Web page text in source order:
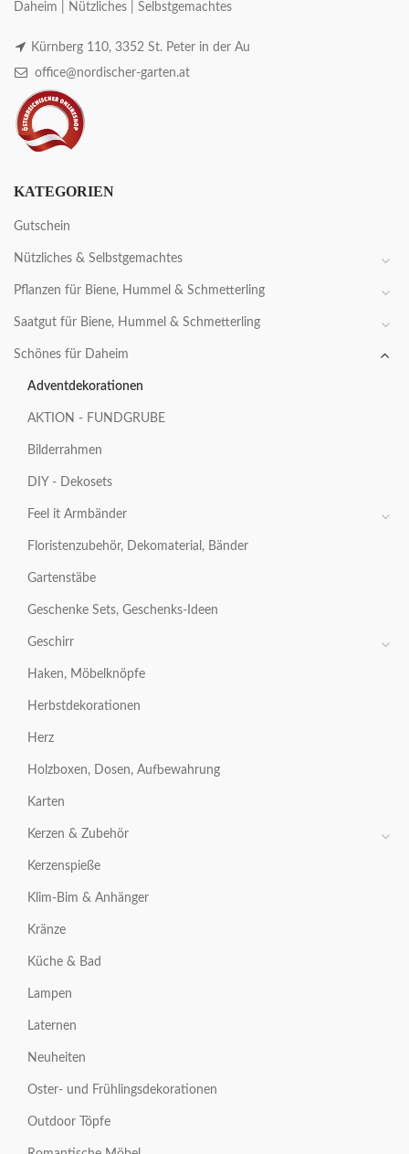
Daheim | Nützliches | Selbstgemachtes
Kürnberg 110, 3352 St. Peter in der Au
office@nordischer-garten.at
KATEGORIEN
Gutschein
Nützliches & Selbstgemachtes
Pflanzen für Biene, Hummel & Schmetterling
Saatgut für Biene, Hummel & Schmetterling
Schönes für Daheim
Adventdekorationen
AKTION - FUNDGRUBE
Bilderrahmen
DIY - Dekosets
Feel it Armbänder
Floristenzubehör, Dekomaterial, Bänder
Gartenstäbe
Geschenke Sets, Geschenks-Ideen
Geschirr
Haken, Möbelknöpfe
Herbstdekorationen
Herz
Holzboxen, Dosen, Aufbewahrung
Karten
Kerzen & Zubehör
Kerzenspieße
Klim-Bim & Anhänger
Kränze
Küche & Bad
Lampen
Laternen
Neuheiten
Oster- und Frühlingsdekorationen
Outdoor Töpfe